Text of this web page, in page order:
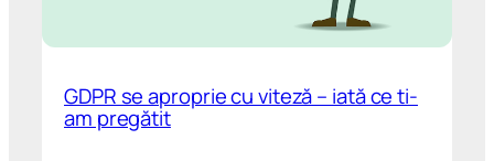
GDPR se aproprie cu viteză – iată ce ti-
am pregătit